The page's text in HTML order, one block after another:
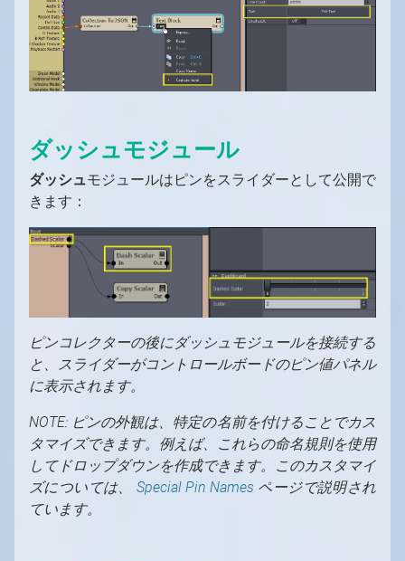
ダッシュモジュール
ダッシュモジュールはピンをスライダーとして公開で
きます：
ピンコレクターの後にダッシュモジュールを接続する
と、スライダーがコントロールボードのピン値パネル
に表示されます。
NOTE: ピンの外観は、特定の名前を付けることでカス
タマイズできます。例えば、これらの命名規則を使用
してドロップダウンを作成できます。このカスタマイ
ズについては、
Special Pin Names ページで説明され
ています。